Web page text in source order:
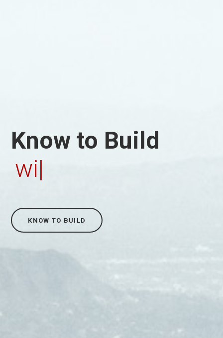
Know to Build
with dedica
KNOW TO BUILD